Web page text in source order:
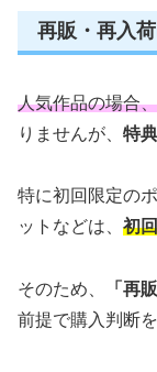
再販・再入
人気作品の場合
りませんが、 特
特に初回限定の
ットなどは、 初
そのため、 「再
前提で購入判断